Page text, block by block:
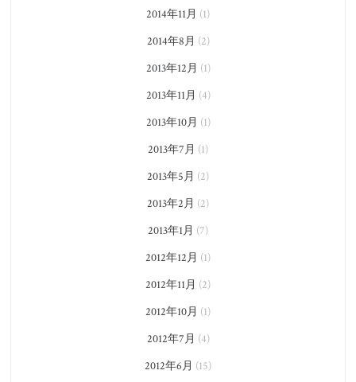
2014年11月 (1)
2014年8月 (2)
2013年12月 (1)
2013年11月 (4)
2013年10月 (1)
2013年7月 (1)
2013年5月 (2)
2013年2月 (2)
2013年1月 (7)
2012年12月 (1)
2012年11月 (2)
2012年10月 (1)
2012年7月 (4)
2012年6月 (15)